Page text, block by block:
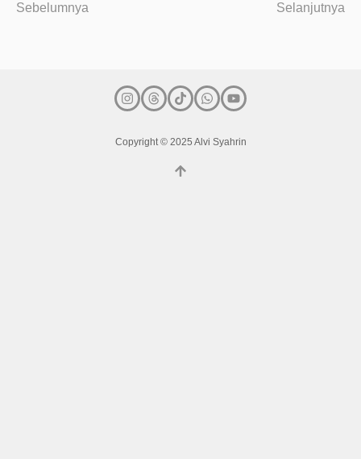
Sebelumnya Selanjutnya
Copyright © 2025 Alvi Syahrin